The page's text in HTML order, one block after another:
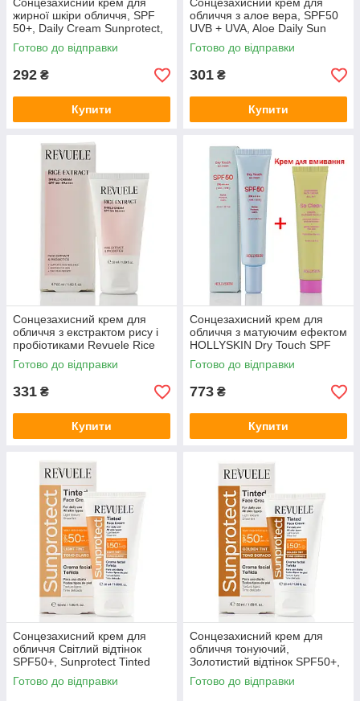
жирної шкіри обличчя, SPF
50+, Daily Cream Sunprotect,
Revuele, 50 ml
Готово до відправки
292 ₴
Купити
обличчя з алое вера, SPF50
UVB + UVA, Aloe Daily Sun
Barrier, Revuele 50ml
Готово до відправки
301 ₴
Купити
Сонцезахисний крем для
обличчя з екстрактом рису і
пробіотиками Revuele Rice
Extract Shield SPF 50+ 50 мл
Готово до відправки
331 ₴
Купити
Сонцезахисний крем для
обличчя з матуючим ефектом
HOLLYSKIN Dry Touch SPF
50, 40 мл + Крем для
вмивання So Clean в
Готово до відправки
773 ₴
Купити
Сонцезахисний крем для
обличчя Світлий відтінок
SPF50+, Sunprotect Tinted
face cream spf 50+, Revuele,
50 мл
Готово до відправки
Сонцезахисний крем для
обличчя тонуючий,
Золотистий відтінок SPF50+,
Sunprotect Tinted FACE
CREAM, Revuele, 50 мл
Готово до відправки